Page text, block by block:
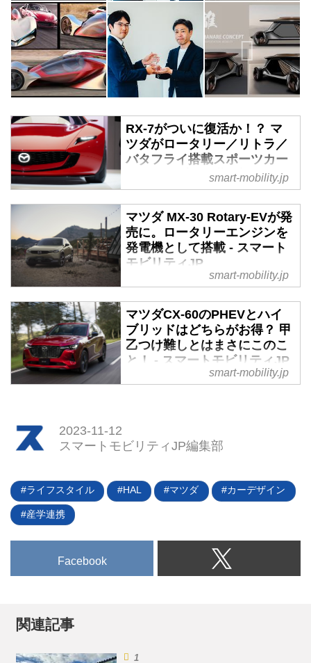
RX-7がついに復活か！？ マ
ツダがロータリー／リトラ／
バタフライ搭載スポーツカー
のコンセプトを世界初公開 -
スマートモビリティJP
2023年10月25日、マツダはジャ
パンモビリティショーにおいて、
新型ロータリーEVスポーツカー
のコンセプトモデル「MAZDA
ICONIC SP（アイコニック
は2ローターPHEV、リトラクタ
ブルヘッドライト、新色ヴィオラ
レッドである。
smart-mobility.jp
マツダ MX-30 Rotary-EVが発
売に。ロータリーエンジンを
発電機として搭載 - スマート
モビリティJP
2023年9月14日、マツダはMX-30
にロータリーエンジンを発電機と
して活用する「Rotary-EV」を追
加し予約受注を開始した。シリー
ズ式プラグインハイブリッドモデ
ルで、ロータリーエンジンで直接
駆動する走行はできないが、その
smart-mobility.jp
マツダCX-60のPHEVとハイ
ブリッドはどちらがお得？ 甲
乙つけ難しとはまさにこのこ
と！ - スマートモビリティJP
PHEV（プラグインハイブリッ
題材となるのがマツダのSUVであ
るPHEV（プラグインハイブリッ
ド）とMHV（マイルドハイブリ
どから検討してみた。
smart-mobility.jp
2023-11-12
スマートモビリティJP編集部
ライフスタイル HAL マツダ カーデザイン
産学連携
Facebook
関連記事